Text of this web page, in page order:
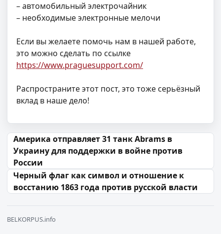
– автомобильный электрочайник
– необходимые электронные мелочи
Если вы желаете помочь нам в нашей работе,
это можно сделать по ссылке
https://www.praguesupport.com/
Распространите этот пост, это тоже серьёзный
вклад в наше дело!
Навігацыя па запісах
Америка отправляет 31 танк Abrams в
Украину для поддержки в войне против
России
Черный флаг как символ и отношение к
восстанию 1863 года против русской власти
BELKORPUS.info